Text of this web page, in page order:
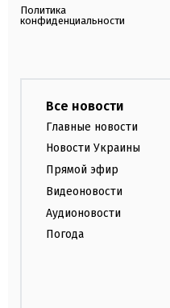
Политика
конфиденциальности
Все новости
Главные новости
Новости Украины
Прямой эфир
Видеоновости
Аудионовости
Погода